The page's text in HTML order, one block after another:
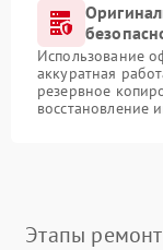
Использование
аккуратная
резервное
восстановление
Этапы